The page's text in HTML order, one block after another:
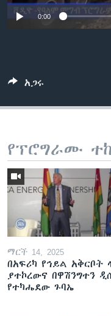
0:00
አጋሩ
የፕሮግራሙ
ማርች 14, 2025
በአፍሪካ የኅይል አቅርቦት
ያተኮረውና በዋሽንግተን
የተካሔደው ጉባኤ